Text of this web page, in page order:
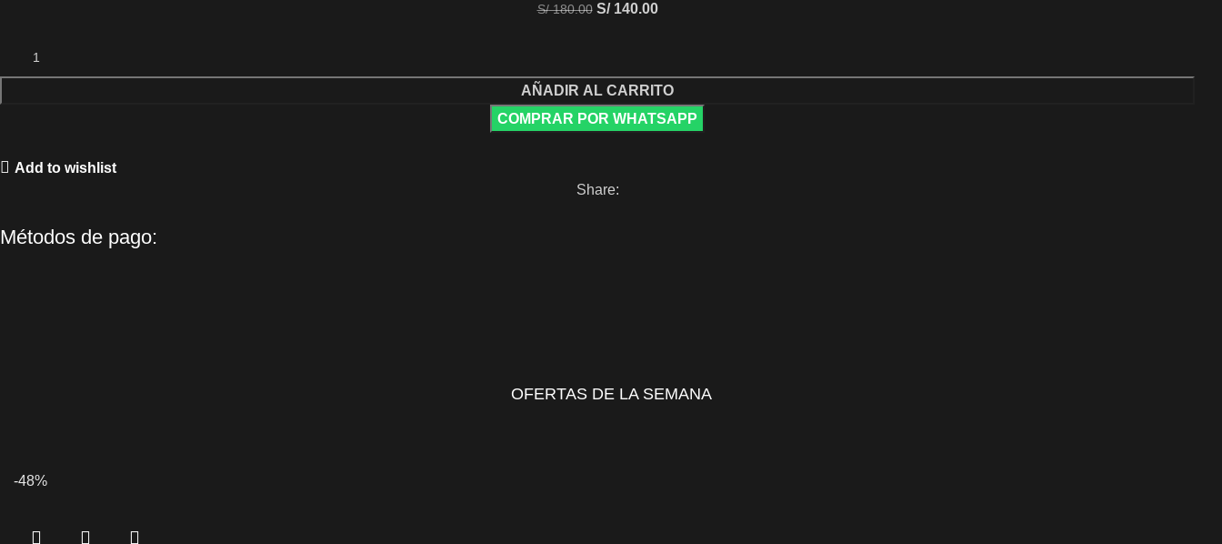
S/180.00 S/140.00
AÑADIR AL CARRITO
COMPRAR POR WHATSAPP
Add to wishlist
Share:
Métodos de pago:
OFERTAS DE LA SEMANA
-48%